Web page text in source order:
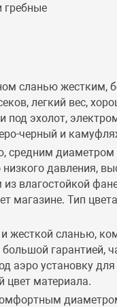
гребные
сланью жестким,
легкий вес,
под эхолот,
черный и
средним
давления,
влагостойкой
магазине. Тип
жесткой сланью,
гарантией,
аэро установку
цвет материала.